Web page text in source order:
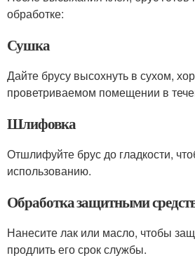
обработке:
Сушка
Дайте брусу высохнуть в сухом,
проветриваемом помещении в
Шлифовка
Отшлифуйте брус до гладкости,
использованию.
Обработка защитными
Нанесите лак или масло, чтобы
продлить его срок службы.